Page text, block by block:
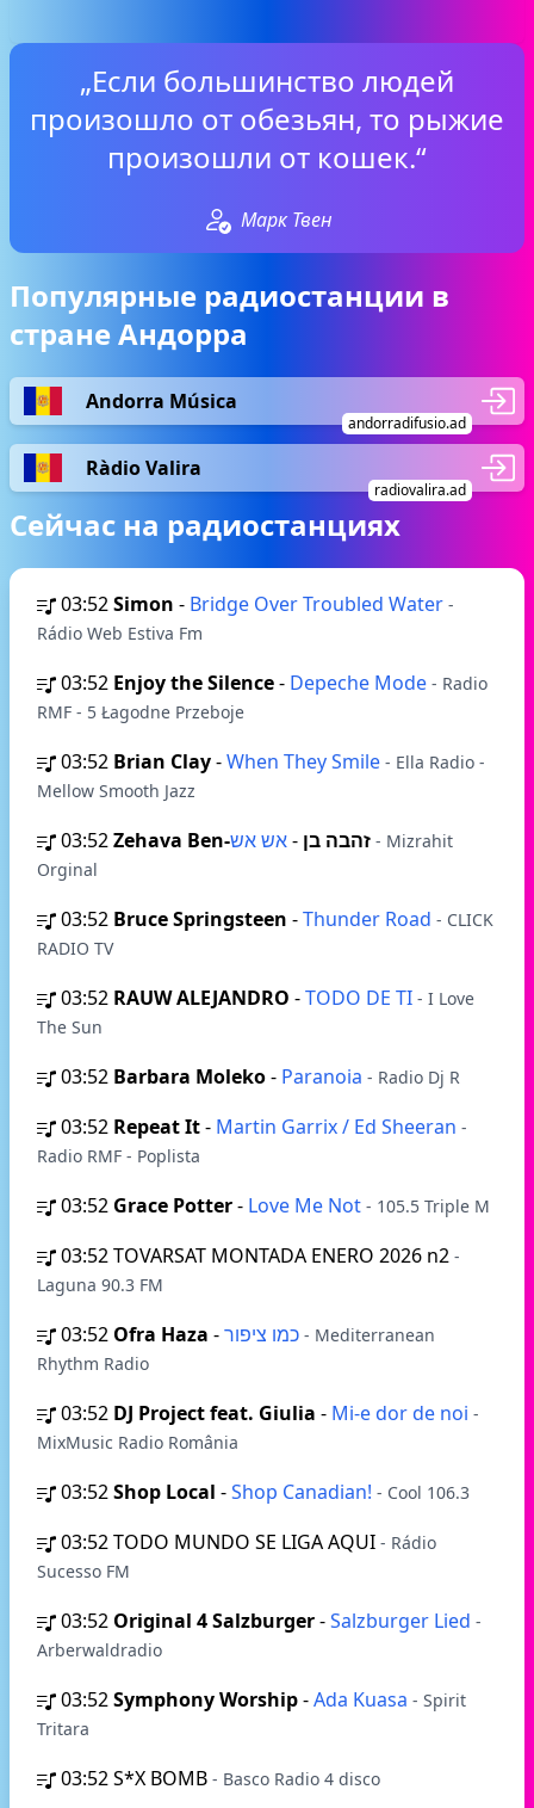
„Если большинство людей
произошло от обезьян, то рыжие
произошли от кошек.“
Марк Твен
Популярные радиостанции в
стране Андорра
Andorra Música
andorradifusio.ad
Ràdio Valira
radiovalira.ad
Сейчас на радиостанциях
03:52Simon - Bridge Over Troubled Water -
Rádio Web Estiva Fm
03:52 Enjoy the Silence- Depeche Mode - Radio
RMF - 5 Łagodne Przeboje
03:52 Brian Clay-When They Smile - Ella Radio -
Mellow Smooth Jazz
03:52 Zehava Ben-זהבה בן -
- Mizrahit
Orginal
03:52 Bruce Springsteen -Thunder Road - CLICK
RADIO TV
03:52 RAUW ALEJANDRO -TODO DE TI - I Love
The Sun
03:52 Barbara Moleko- Paranoia - Radio Dj R
03:52 Repeat It- Martin Garrix / Ed Sheeran -
Radio RMF - Poplista
03:52 Grace Potter- Love Me Not - 105.5 Triple M
03:52TOVARSAT MONTADA ENERO 2026 n2 -
Laguna 90.3 FM
03:52 Ofra Haza -
- Mediterranean
Rhythm Radio
03:52 DJ Project feat. Giulia - Mi-e dor de noi -
MixMusic Radio România
03:52Shop Local -Shop Canadian! - Cool 106.3
03:52TODO MUNDO SE LIGA AQUI - Rádio
Sucesso FM
03:52 Original 4 Salzburger-Salzburger Lied -
Arberwaldradio
03:52Symphony Worship-Ada Kuasa - Spirit
Tritara
03:52S*X BOMB - Basco Radio 4 disco